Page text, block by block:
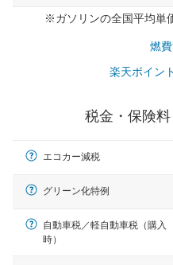
※ガソリンの全国平均単
燃
楽天ポイン
税金・保険
エコカー減税
グリーン化特例
自動車税／軽自動車税（購入
時）